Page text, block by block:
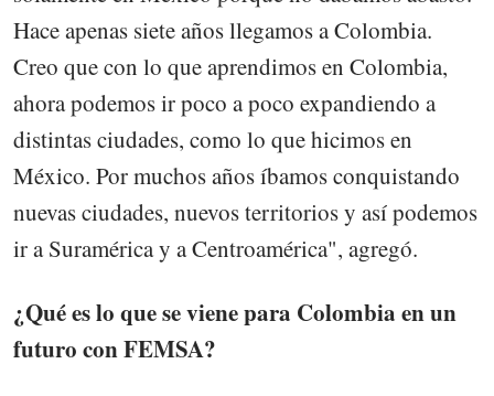
Hace apenas siete años llegamos a Colombia.
Creo que con lo que aprendimos en Colombia,
ahora podemos ir poco a poco expandiendo a
distintas ciudades, como lo que hicimos en
México. Por muchos años íbamos conquistando
nuevas ciudades, nuevos territorios y así podemos
ir a Suramérica y a Centroamérica", agregó.
¿Qué es lo que se viene para Colombia en un
futuro con FEMSA?